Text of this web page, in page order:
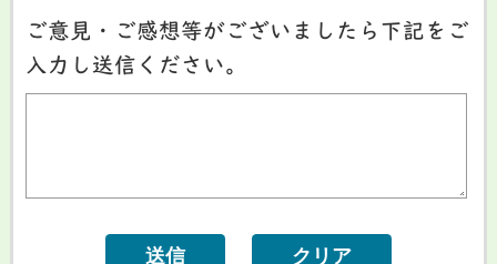
ご意見・ご感想等がございましたら下記をご
入力し送信ください。